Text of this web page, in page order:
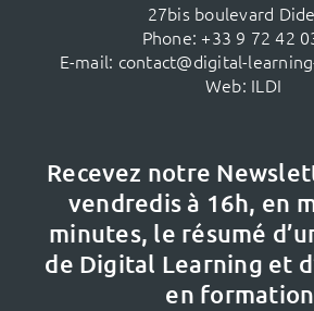
27bis boulevard
Phone: +33 9 72 42
E-mail: contact@digital-
Web: ILDI
Recevez notre
vendredis à 16h, en
minutes, le résumé
de Digital Learning et
en